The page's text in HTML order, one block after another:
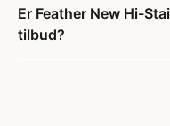
Er Feather New Hi-
tilbud?